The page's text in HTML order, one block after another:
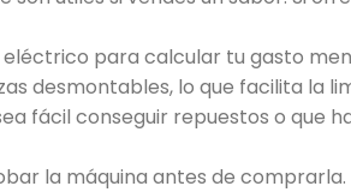
eléctrico para calcular tu gasto
desmontables, lo que facilita la
fácil conseguir repuestos o que
la máquina antes de comprarla.